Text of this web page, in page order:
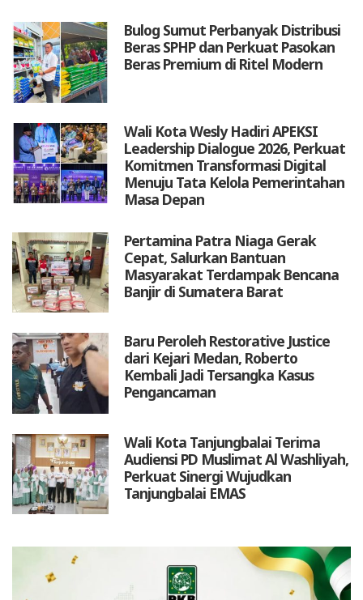
Bulog Sumut Perbanyak Distribusi
Beras SPHP dan Perkuat Pasokan
Beras Premium di Ritel Modern
Wali Kota Wesly Hadiri APEKSI
Leadership Dialogue 2026, Perkuat
Komitmen Transformasi Digital
Menuju Tata Kelola Pemerintahan
Masa Depan
Pertamina Patra Niaga Gerak
Cepat, Salurkan Bantuan
Masyarakat Terdampak Bencana
Banjir di Sumatera Barat
Baru Peroleh Restorative Justice
dari Kejari Medan, Roberto
Kembali Jadi Tersangka Kasus
Pengancaman
Wali Kota Tanjungbalai Terima
Audiensi PD Muslimat Al Washliyah,
Perkuat Sinergi Wujudkan
Tanjungbalai EMAS